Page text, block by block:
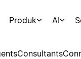
Produk AI
Consultants